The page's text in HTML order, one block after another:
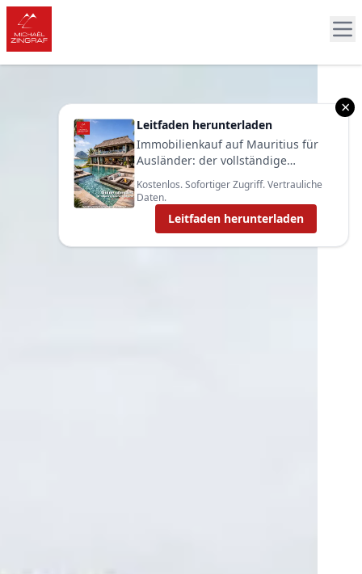
×
Leitfaden herunterladen
Immobilienkauf auf Mauritius für
Ausländer: der vollständige
Leitfaden 2025
Kostenlos. Sofortiger Zugriff. Vertrauliche
Daten.
Leitfaden herunterladen